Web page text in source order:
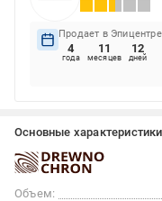
Продает в Эпицентре
4
года
11
месяцев
12
дней
Основные характеристики
Объем: